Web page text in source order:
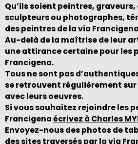
Qu’ils soient peintres,
sculpteurs ou photographes,
des peintres de la via
Au-delà de la maîtrise de leur
une attirance certaine pour les
Francigena.
Tous ne sont pas
se retrouvent régulièrement sur
avec leurs oeuvres.
Si vous souhaitez rejoindre les
Francigenaécrivez à Charles
Envoyez-nous des photos de
des sites traversés par la via